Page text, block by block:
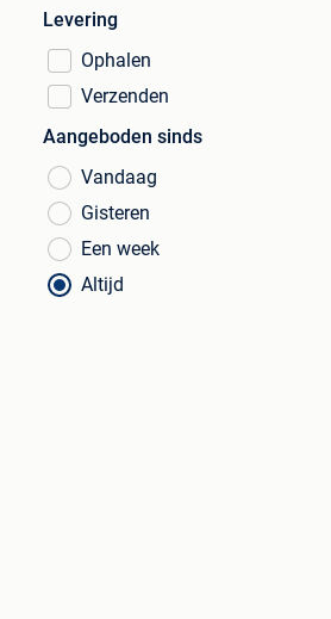
Levering
Ophalen
Verzenden
Aangeboden sinds
Vandaag
Gisteren
Een week
Altijd